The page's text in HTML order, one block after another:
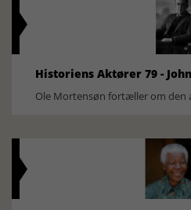
Historiens Aktører 79 -
Ole Mortensøn fortæller om den